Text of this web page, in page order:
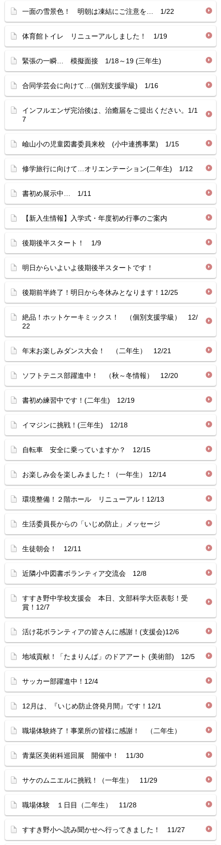
一面の雪景色！ 明朝は凍結にご注意を… 1/22
体育館トイレ リニューアルしました！ 1/19
緊張の一瞬… 模擬面接 1/18～19 (三年生)
合同学芸会に向けて…(個別支援学級) 1/16
インフルエンザ完治後は、治癒届をご提出ください。1/1
7
嶮山小の児童図書委員来校 (小中連携事業) 1/15
修学旅行に向けて…オリエンテーション(二年生) 1/12
書初め展示中… 1/11
【新入生情報】入学式・年度初め行事のご案内
後期後半スタート！ 1/9
明日からいよいよ後期後半スタートです！
後期前半終了！明日から冬休みとなります！12/25
絶品！ホットケーキミックス！ （個別支援学級） 12/
22
年末お楽しみダンス大会！ （二年生） 12/21
ソフトテニス部躍進中！ （秋～冬情報） 12/20
書初め練習中です！(二年生) 12/19
イマジンに挑戦！(三年生) 12/18
自転車 安全に乗っていますか？ 12/15
お楽しみ会を楽しみました！（一年生） 12/14
環境整備！２階ホール リニューアル！12/13
生活委員長からの「いじめ防止」メッセージ
生徒朝会！ 12/11
近隣小中図書ボランティア交流会 12/8
すすき野中学校支援会 本日、文部科学大臣表彰！受
賞！12/7
活け花ボランティアの皆さんに感謝！(支援会)12/6
地域貢献！「たまりんば」のドアアート (美術部) 12/5
サッカー部躍進中！12/4
12月は、『いじめ防止啓発月間』です！12/1
職場体験終了！事業所の皆様に感謝！ （二年生）
青葉区美術科巡回展 開催中！ 11/30
サケのムニエルに挑戦！（一年生） 11/29
職場体験 １日目（二年生） 11/28
すすき野小へ読み聞かせへ行ってきました！ 11/27